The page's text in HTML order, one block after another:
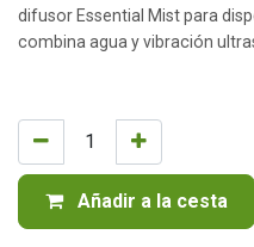
Añadir a la cesta
difusor Essential Mist para
combina agua y vibración